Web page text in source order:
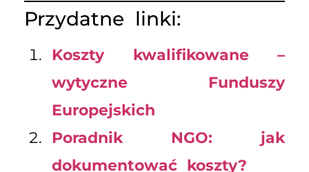
Przydatne linki:
Koszty kwalifikowane –
wytyczne Funduszy
Europejskich
Poradnik NGO: jak
dokumentować koszty?